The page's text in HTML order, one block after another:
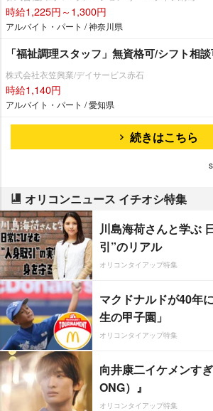
時給1,225円～1,300円
アルバイト・パート / 神奈川県
「福祉調理スタッフ」無資格可/シフト相
株式会社衣笠興業/デイサービス赤石
時給1,140円
アルバイト・パート / 愛知県
続きはこちら
オリコンニュース イチオシ特集
川島海荷さんと学ぶ
引”のリアル
オリコンタイアップ特集
マクドナルドが40年
生の甲子園」
オリコンタイアップ特集
向井康二イケメンす
ONG）』
オリコンタイアップ特集